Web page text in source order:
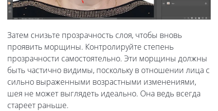
Затем снизьте прозрачность слоя, чтобы вновь
проявить морщины. Контролируйте степень
прозрачности самостоятельно. Эти морщины должны
быть частично видимы, поскольку в отношении лица с
сильно выраженными возрастными изменениями,
шея не может выглядеть идеально. Она ведь всегда
стареет раньше.